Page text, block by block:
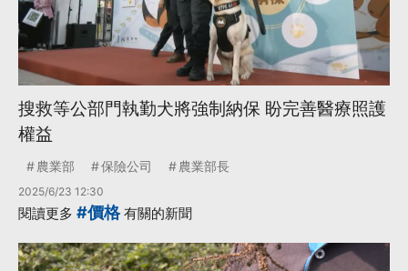
搜救等公部門執勤犬將強制納保 盼完善醫療照護
權益
農業部 保險公司 農業部長
2025/6/23 12:30
閱讀更多 #價格有關的新聞